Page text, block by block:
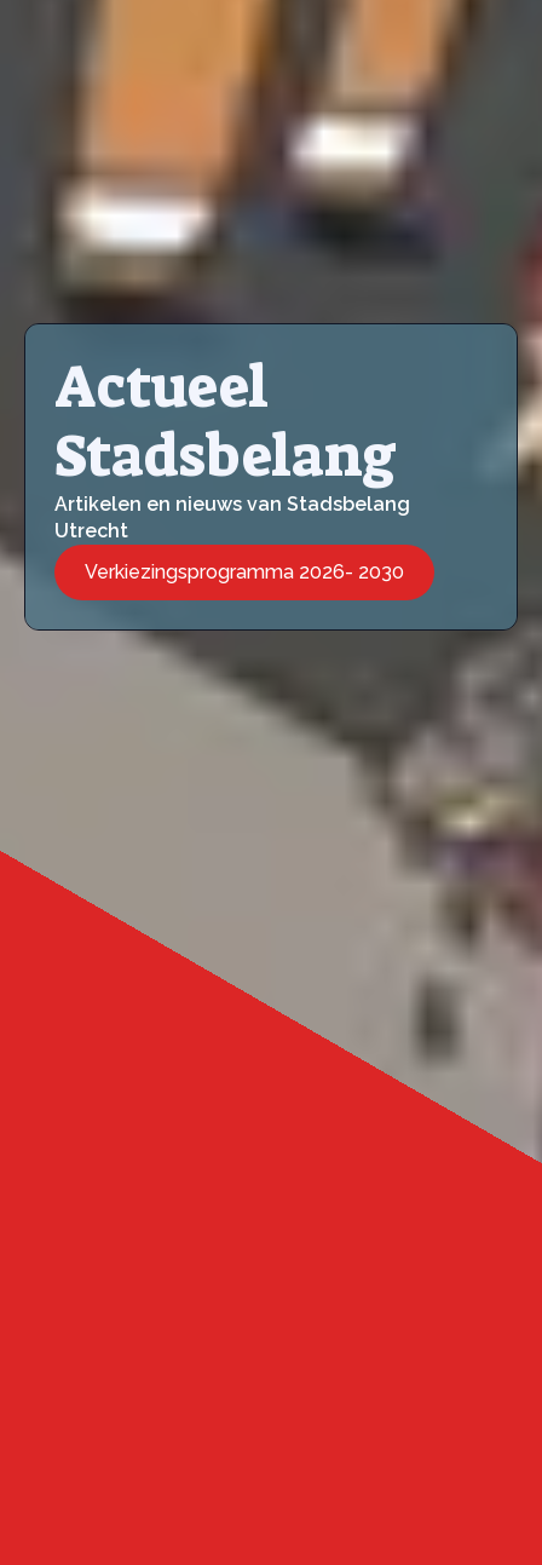
Actueel
Stadsbelang
Artikelen en nieuws van Stadsbelang
Utrecht
Verkiezingsprogramma 2026- 2030